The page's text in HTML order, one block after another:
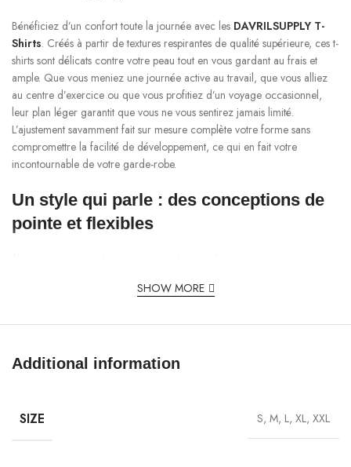
Bénéficiez d’un confort toute la journée avec les DAVRILSUPPLY T-
Shirts. Créés à partir de textures respirantes de qualité supérieure, ces t-
shirts sont délicats contre votre peau tout en vous gardant au frais et
ample. Que vous meniez une journée active au travail, que vous alliez
au centre d’exercice ou que vous profitiez d’un voyage occasionnel,
leur plan léger garantit que vous ne vous sentirez jamais limité.
L’ajustement savamment fait sur mesure complète votre forme sans
compromettre la facilité de développement, ce qui en fait votre
incontournable de votre garde-robe.
Un style qui parle : des conceptions de
pointe et flexibles
des designs tendance, ces t-shirts complètent facilement n’importe quelle
pour chaque identité. Idéales à superposer ou à porter seules, elles
qui fait la différence : vous exprimez votre mode particulière en toute
Durable et écologique : conçu pour le
long terme DAVRILSUPPLY T-Shirts
SHOW MORE
Additional information
SIZE S, M, L, XL, XXL